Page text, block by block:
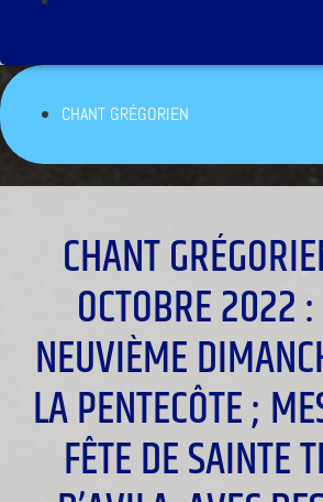
CHANT GRÉGORIEN
CHANT
OCTOBRE 2022
NEUVIÈME
LA PENTECÔTE ;
FÊTE DE SAINTE